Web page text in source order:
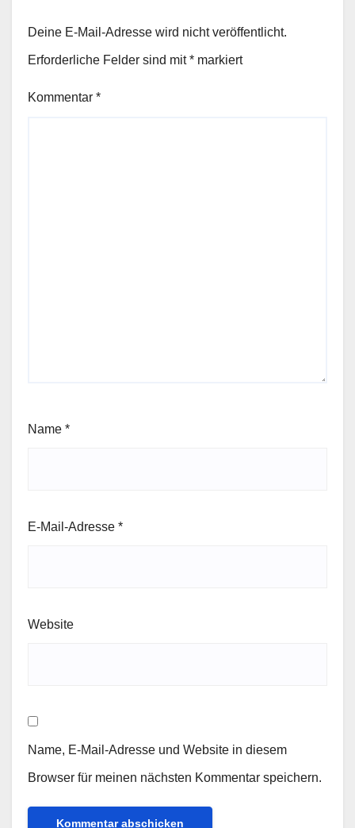
Deine E-Mail-Adresse wird nicht veröffentlicht.
Erforderliche Felder sind mit* markiert
Kommentar *
Name *
E-Mail-Adresse *
Website
Name, E-Mail-Adresse und Website in diesem
Browser für meinen nächsten Kommentar speichern.